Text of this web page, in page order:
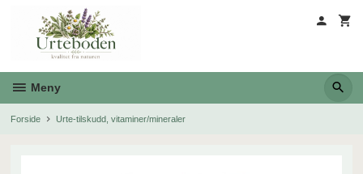
innholdet
Meny
Forside Urte-tilskudd, vitaminer/mineraler